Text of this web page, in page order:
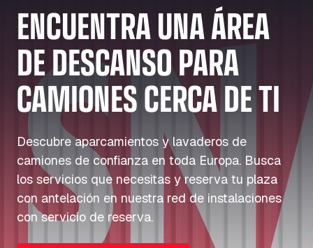
ENCUENTRA UNA ÁREA
DE DESCANSO PARA
CAMIONES CERCA DE TI
Descubre aparcamientos y lavaderos de
camiones de confianza en toda Europa. Busca
los servicios que necesitas y reserva tu plaza
con antelación en nuestra red de instalaciones
con servicio de reserva.